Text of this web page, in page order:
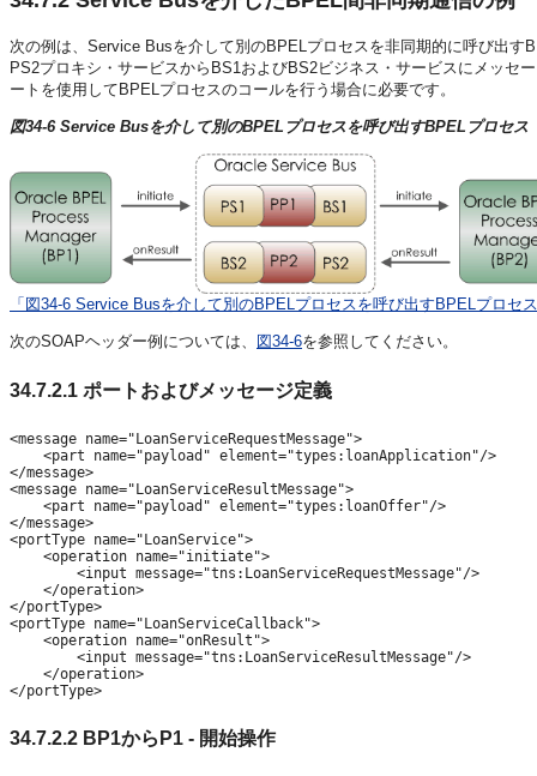
次の例は、Service Busを介して別のBPELプロセスを非同期的に呼び出す
PS2プロキシ・サービスからBS1およびBS2ビジネス・サービスにメッセ
ートを使用してBPELプロセスのコールを行う場合に必要です。
図34-6 Service Busを介して別のBPELプロセスを呼び出すBPELプロセス
「図34-6 Service Busを介して別のBPELプロセスを呼び出すBPELプロセ
次のSOAPヘッダー例については、 図34-6を参照してください。
34.7.2.1 ポートおよびメッセージ定義
<message name="LoanServiceRequestMessage">
    <part name="payload" element="types:loanApplication"/>
</message>
<message name="LoanServiceResultMessage">
    <part name="payload" element="types:loanOffer"/>
</message>
<portType name="LoanService">
    <operation name="initiate">
        <input message="tns:LoanServiceRequestMessage"/>
    </operation>
</portType>
<portType name="LoanServiceCallback">
    <operation name="onResult">
        <input message="tns:LoanServiceResultMessage"/>
    </operation>
</portType>
34.7.2.2 BP1からP1 - 開始操作